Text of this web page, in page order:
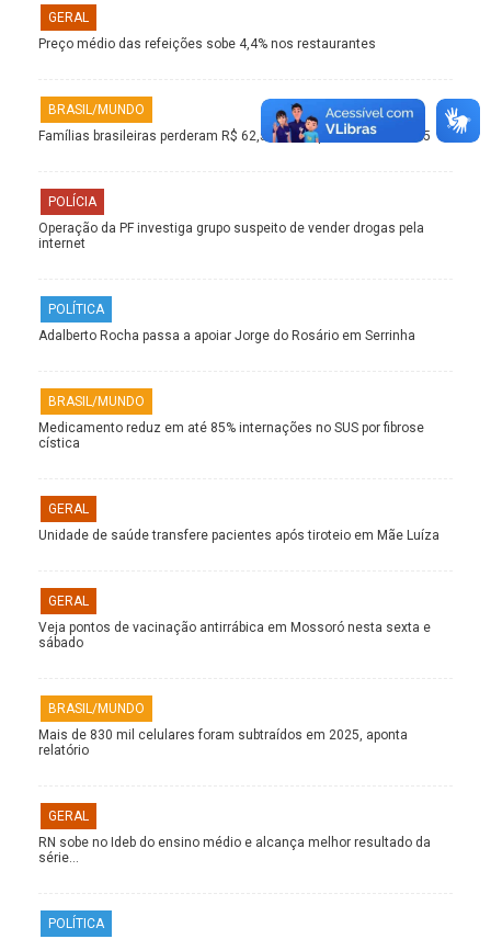
GERAL
Preço médio das refeições sobe 4,4% nos restaurantes
BRASIL/MUNDO
Famílias brasileiras perderam R$ 62,5 bilhões para bets em 2025
POLÍCIA
Operação da PF investiga grupo suspeito de vender drogas pela
internet
POLÍTICA
Adalberto Rocha passa a apoiar Jorge do Rosário em Serrinha
BRASIL/MUNDO
Medicamento reduz em até 85% internações no SUS por fibrose
cística
GERAL
Unidade de saúde transfere pacientes após tiroteio em Mãe Luíza
GERAL
Veja pontos de vacinação antirrábica em Mossoró nesta sexta e
sábado
BRASIL/MUNDO
Mais de 830 mil celulares foram subtraídos em 2025, aponta
relatório
GERAL
RN sobe no Ideb do ensino médio e alcança melhor resultado da
série…
POLÍTICA